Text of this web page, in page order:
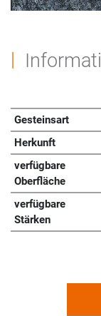
Gesteinsart
Herkunft
verfügbare
Oberfläche
verfügbare
Stärken